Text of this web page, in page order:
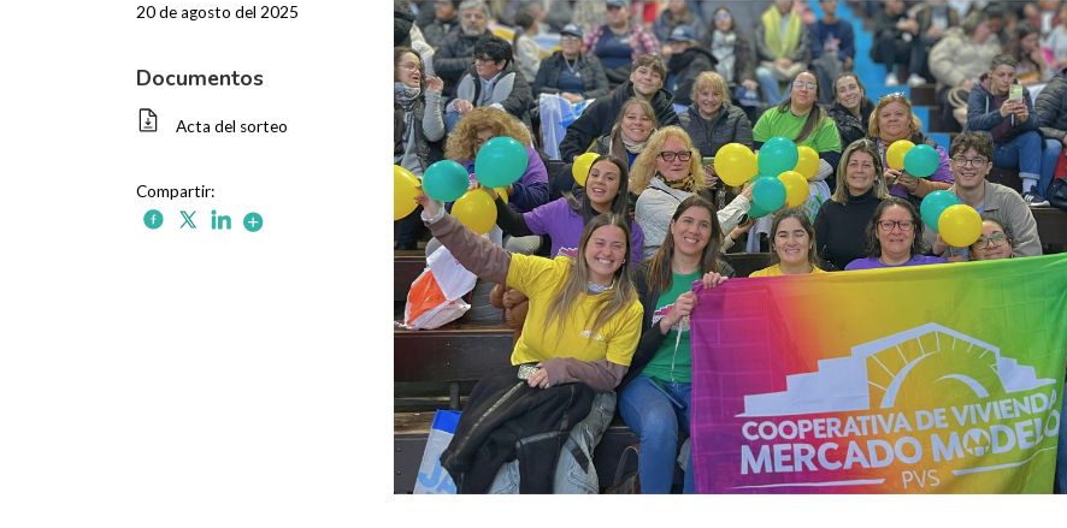
20 de agosto del 2025
Documentos
Acta del sorteo